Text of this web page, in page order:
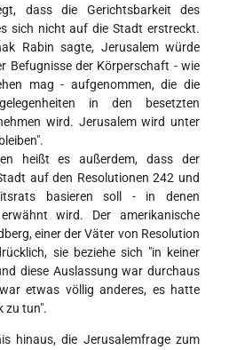
dass die Gerichtsbarkeit des
sich nicht auf die Stadt erstreckt.
Rabin sagte, Jerusalem würde
Befugnisse der Körperschaft - wie
mag - aufgenommen, die die
in den besetzten
wird. Jerusalem wird unter
heißt es außerdem, dass der
auf den Resolutionen 242 und
basieren soll - in denen
wird. Der amerikanische
einer der Väter von Resolution
sie beziehe sich "in keiner
diese Auslassung war durchaus
etwas völlig anderes, es hatte
zu tun".
hinaus, die Jerusalemfrage zum